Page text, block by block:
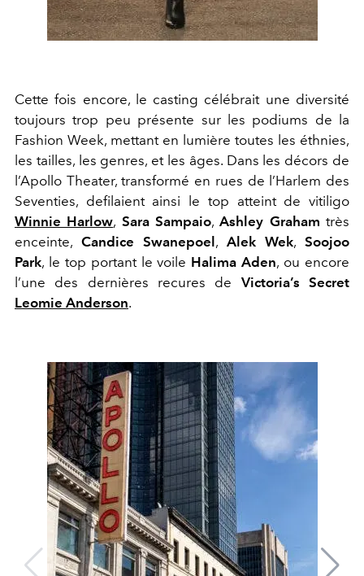
Cette fois encore, le casting célébrait une diversité
toujours trop peu présente sur les podiums de la
Fashion Week, mettant en lumière toutes les éthnies,
les tailles, les genres, et les âges. Dans les décors de
l’Apollo Theater, transformé en rues de l’Harlem des
Seventies, defilaient ainsi le top atteint de vitiligo
Winnie Harlow, Sara Sampaio,Ashley Graham très
enceinte, Candice Swanepoel, Alek Wek, Soojoo
Park, le top portant le voile Halima Aden, ou encore
l’une des dernières recures de Victoria’s Secret
Leomie Anderson.